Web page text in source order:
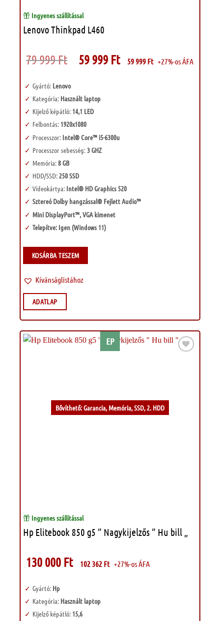
Ingyenes szállítással
Lenovo Thinkpad L460
79 999Ft Original
price
59 999 Ft price
59 999 Ft +27%-os ÁFA
Gyártó: Lenovo
Kategória: Használt laptop
Kijelző képátló: 14,1 LED
Felbontás: 1920x1080
Processzor:Intel® Core™ i5-6300u
Processzor sebesség:3 GHZ
Memória:8 GB
HDD/SSD:250 SSD
Videokártya:Intel® HD Graphics 520
Sztereó Dolby hangzással® Fejlett Audio™
Mini DisplayPort™, VGA kimenet
Telepítve: Igen (Windows 11)
KOSÁRBA TESZEM
Kívánságlistához
ADATLAP
EP
Bővíthető: Garancia, Memória, SSD, 2. HDD
Ingyenes szállítással
Hp Elitebook 850 g5 ” Nagykijelzős ” Hu bill „
130 000 Ft 102 362 Ft +27%-os ÁFA
Gyártó: Hp
Kategória: Használt laptop
Kijelző képátló: 15,6